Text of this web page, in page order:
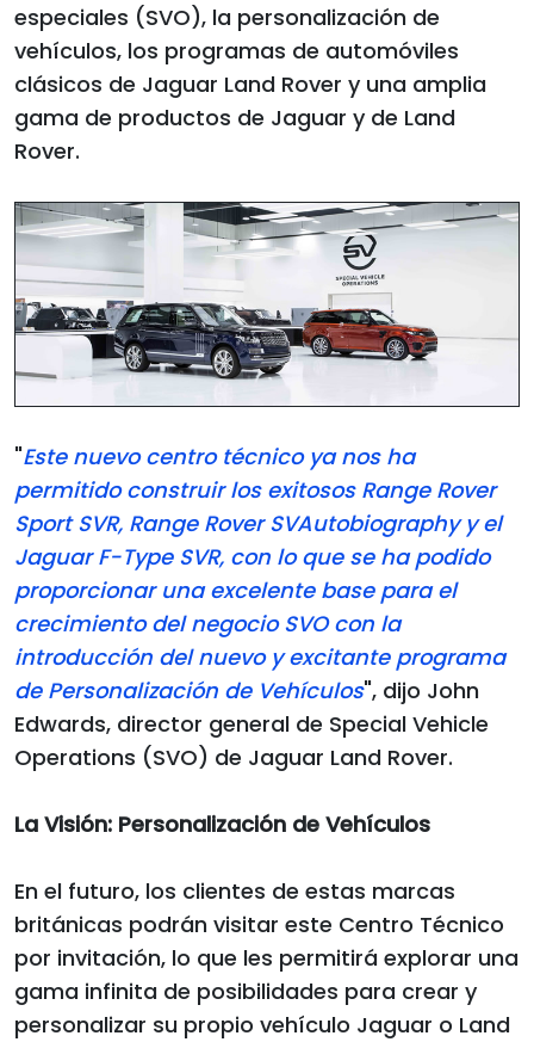
especiales (SVO), la personalización de
vehículos, los programas de automóviles
clásicos de Jaguar Land Rover y una amplia
gama de productos de Jaguar y de Land
Rover.
"Este nuevo centro técnico ya nos ha
permitido construir los exitosos Range Rover
Sport SVR, Range Rover SVAutobiography y el
Jaguar F-Type SVR, con lo que se ha podido
proporcionar una excelente base para el
crecimiento del negocio SVO con la
introducción del nuevo y excitante programa
de Personalización de Vehículos", dijo John
Edwards, director general de Special Vehicle
Operations (SVO) de Jaguar Land Rover.
La Visión: Personalización de Vehículos
En el futuro, los clientes de estas marcas
británicas podrán visitar este Centro Técnico
por invitación, lo que les permitirá explorar una
gama infinita de posibilidades para crear y
personalizar su propio vehículo Jaguar o Land